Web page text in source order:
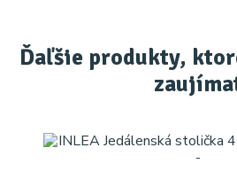
Ďaľšie produkty,